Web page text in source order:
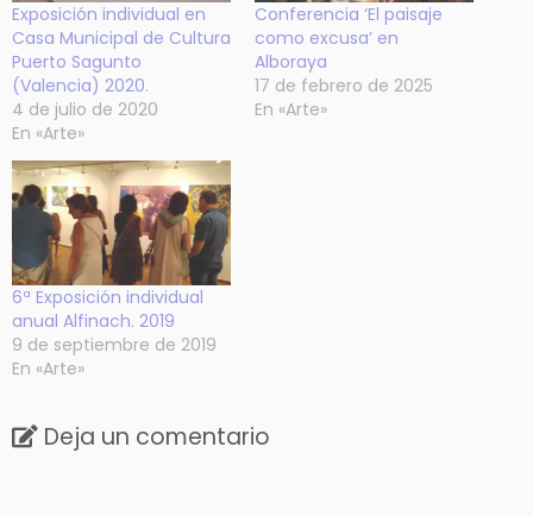
Exposición individual en
Casa Municipal de Cultura
Puerto Sagunto
(Valencia) 2020.
4 de julio de 2020
En «Arte»
Conferencia ‘El paisaje
como excusa’ en
Alboraya
17 de febrero de 2025
En «Arte»
6ª Exposición individual
anual Alfinach. 2019
9 de septiembre de 2019
En «Arte»
Deja un comentario